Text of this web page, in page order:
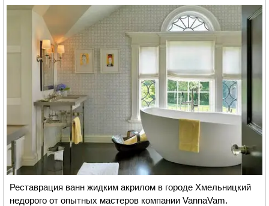
Реставрация ванн жидким акрилом в городе Хмельницкий
недорого от опытных мастеров компании VannaVam.